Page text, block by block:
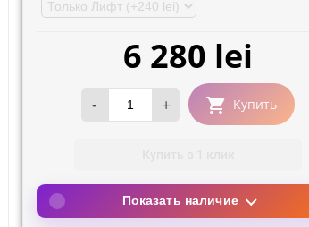
6 280 lei
- + Купить
Показать наличие